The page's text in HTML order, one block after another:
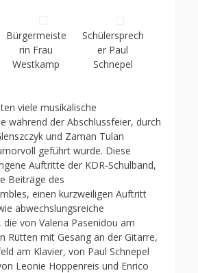
Bürgermeiste
rin Frau
Westkamp
Schülersprech
er Paul
Schnepel
viele musikalische
während der Abschlussfeier, durch
und Zaman Tulan
geführt wurde. Diese
Auftritte der KDR-Schulband,
Beiträge des
einen kurzweiligen Auftritt
abwechslungsreiche
die von Valeria Pasenidou am
Rütten mit Gesang an der Gitarre,
am Klavier, von Paul Schnepel
Leonie Hoppenreis und Enrico